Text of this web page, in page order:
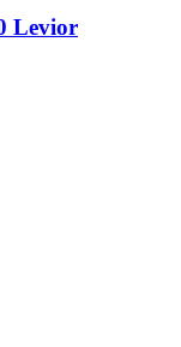
Levior